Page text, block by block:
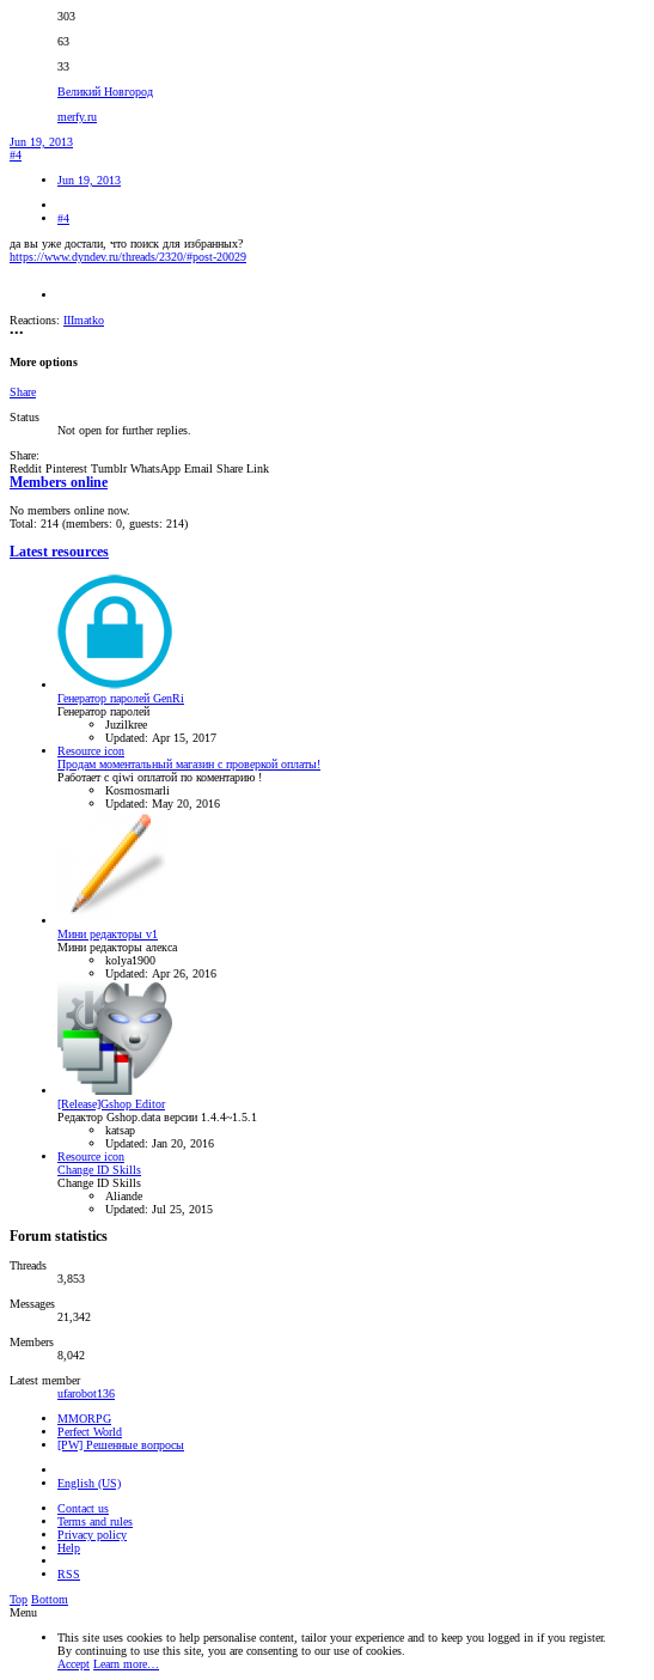
303
63
33
Великий Новгород
merfy.ru
Jun 19, 2013
#4
Jun 19, 2013
#4
да вы уже достали, что поиск для избранных?
https://www.dyndev.ru/threads/2320/#post-20029
Reactions: IIImatko
•••
More options
Share
Status
Not open for further replies.
Share:
Reddit Pinterest Tumblr WhatsApp Email Share Link
Members online
No members online now.
Total: 214 (members: 0, guests: 214)
Latest resources
Генератор паролей GenRi
Генератор паролей
Juzilkree
Updated: Apr 15, 2017
Resource icon
Продам моментальный магазин с проверкой оплаты!
Работает с qiwi оплатой по коментарию !
Kosmosmarli
Updated: May 20, 2016
Мини редакторы v1
Мини редакторы алекса
kolya1900
Updated: Apr 26, 2016
[Release]Gshop Editor
Редактор Gshop.data версии 1.4.4~1.5.1
katsap
Updated: Jan 20, 2016
Resource icon
Change ID Skills
Change ID Skills
Aliande
Updated: Jul 25, 2015
Forum statistics
Threads
3,853
Messages
21,342
Members
8,042
Latest member
ufarobot136
MMORPG
Perfect World
[PW] Решенные вопросы
English (US)
Contact us
Terms and rules
Privacy policy
Help
RSS
Top Bottom
Menu
This site uses cookies to help personalise content, tailor your experience and to keep you logged in if you register.
By continuing to use this site, you are consenting to our use of cookies.
Accept Learn more…